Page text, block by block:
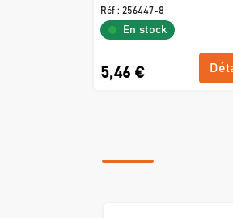
Réf : 256447-8
En stock
5,46 €